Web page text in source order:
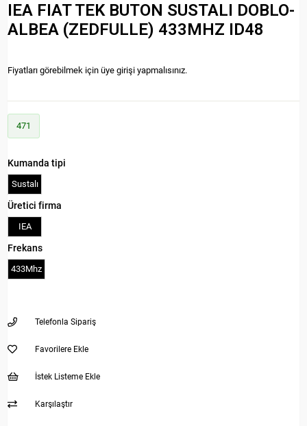
IEA FIAT TEK BUTON SUSTALI DOBLO-
ALBEA (ZEDFULLE) 433MHZ ID48
Fiyatları görebilmek için üye girişi yapmalısınız.
471
Kumanda tipi
Sustalı
Üretici firma
IEA
Frekans
433Mhz
Telefonla Sipariş
Favorilere Ekle
İstek Listeme Ekle
Karşılaştır